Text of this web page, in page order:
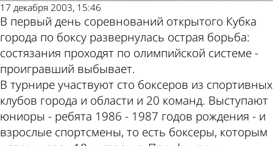
17 декабря 2003, 15:46
В первый день соревнований открытого Кубка
города по боксу развернулась острая борьба:
состязания проходят по олимпийской системе -
проигравший выбывает.
В турнире участвуют сто боксеров из спортивных
клубов города и области и 20 команд. Выступают
юниоры - ребята 1986 - 1987 годов рождения - и
взрослые спортсмены, то есть боксеры, которым